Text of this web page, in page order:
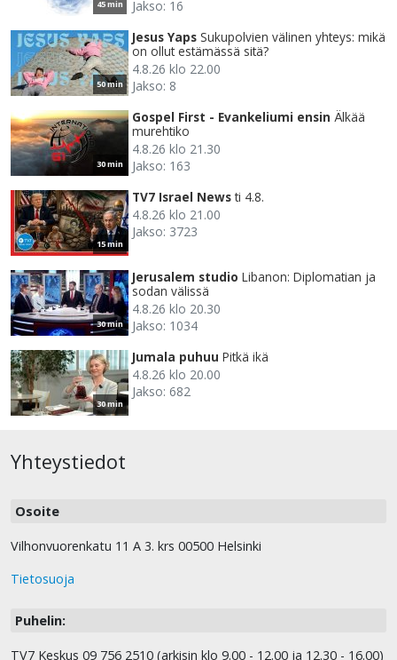
45 min
Jakso: 16
50 min
Jesus Yaps Sukupolvien välinen yhteys: mikä
on ollut estämässä sitä?
4.8.26 klo 22.00
Jakso: 8
30 min
Gospel First - Evankeliumi ensin Älkää
murehtiko
4.8.26 klo 21.30
Jakso: 163
15 min
TV7 Israel News ti 4.8.
4.8.26 klo 21.00
Jakso: 3723
30 min
Jerusalem studio Libanon: Diplomatian ja
sodan välissä
4.8.26 klo 20.30
Jakso: 1034
30 min
Jumala puhuu Pitkä ikä
4.8.26 klo 20.00
Jakso: 682
Yhteystiedot
Osoite
Vilhonvuorenkatu 11 A 3. krs 00500 Helsinki
Tietosuoja
Puhelin:
TV7 Keskus 09 756 2510 (arkisin klo 9.00 - 12.00 ja 12.30 - 16.00)